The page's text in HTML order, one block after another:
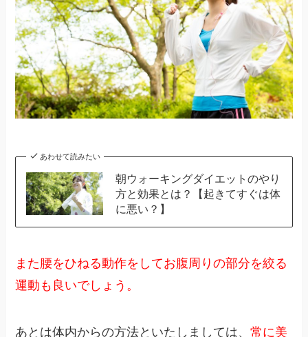
あわせて読みたい
朝ウォーキングダイエットのやり
方と効果とは？【起きてすぐは体
に悪い？】
また腰をひねる動作をしてお腹周りの部分を絞る
運動も良いでしょう。
あとは体内からの方法といたしましては、常に美